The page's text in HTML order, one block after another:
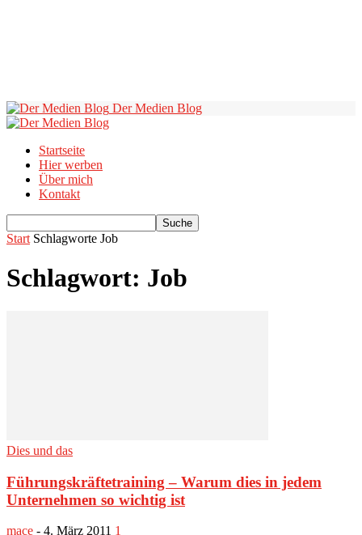
Der Medien Blog
Startseite
Hier werben
Über mich
Kontakt
Start Schlagworte Job
Schlagwort: Job
Dies und das
Führungskräftetraining – Warum dies in jedem
Unternehmen so wichtig ist
mace - 4. März 2011 1